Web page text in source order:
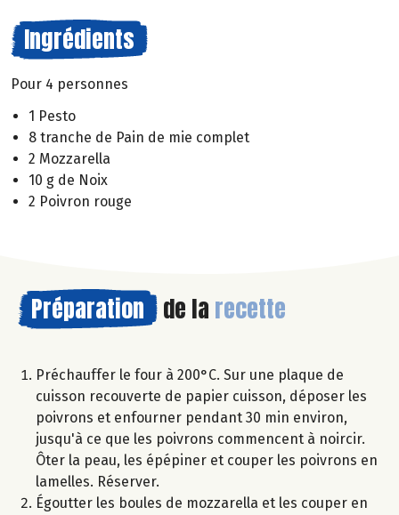
Ingrédients
Pour 4 personnes
1 Pesto
8 tranche de Pain de mie complet
2 Mozzarella
10 g de Noix
2 Poivron rouge
Préparation de la recette
Préchauffer le four à 200°C. Sur une plaque de
cuisson recouverte de papier cuisson, déposer les
poivrons et enfourner pendant 30 min environ,
jusqu'à ce que les poivrons commencent à noircir.
Ôter la peau, les épépiner et couper les poivrons en
lamelles. Réserver.
Égoutter les boules de mozzarella et les couper en